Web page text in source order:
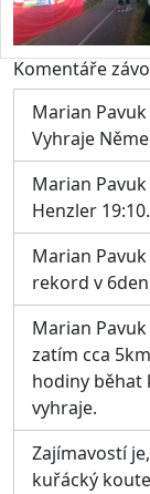
Komentáře
Marian
Vyhraje
Marian
Henzler
Marian
rekord v
Marian
zatím cca
hodiny běhat
vyhraje.
Zajímavostí
kuřácký